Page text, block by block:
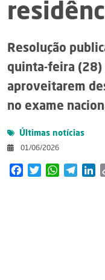
Resolução
quinta-feira (28)
aproveitarem
no exame
Últimas notícias
01/06/2026
FacebookTwitterWhatsApp